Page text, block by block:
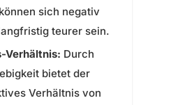
sich negativ
teurer sein.
Verhältnis: Durch
bietet der
Verhältnis von